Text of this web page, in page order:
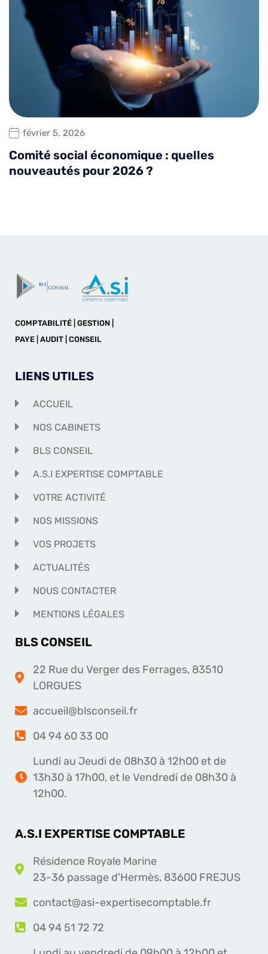
février 5, 2026
Comité social économique : quelles
nouveautés pour 2026 ?
COMPTABILITÉ | GESTION |
PAYE | AUDIT | CONSEIL
LIENS UTILES
ACCUEIL
NOS CABINETS
BLS CONSEIL
A.S.I EXPERTISE COMPTABLE
VOTRE ACTIVITÉ
NOS MISSIONS
VOS PROJETS
ACTUALITÉS
NOUS CONTACTER
MENTIONS LÉGALES
BLS CONSEIL
22 Rue du Verger des Ferrages, 83510
LORGUES
accueil@blsconseil.fr
04 94 60 33 00
Lundi au Jeudi de 08h30 à 12h00 et de
13h30 à 17h00, et le Vendredi de 08h30 à
12h00.
A.S.I EXPERTISE COMPTABLE
Résidence Royale Marine
23-36 passage d'Hermès, 83600 FREJUS
contact@asi-expertisecomptable.fr
04 94 51 72 72